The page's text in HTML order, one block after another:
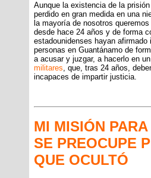
Aunque la existencia de la
perdido en gran medida en una
la mayoría de nosotros
desde hace 24 años y de forma
estadounidenses hayan
personas en Guantánamo de
a acusar y juzgar, a hacerlo en
militares, que, tras 24 años,
incapaces de impartir justicia.
MI MISIÓN
SE PREOCUPE
QUE OCULTÓ